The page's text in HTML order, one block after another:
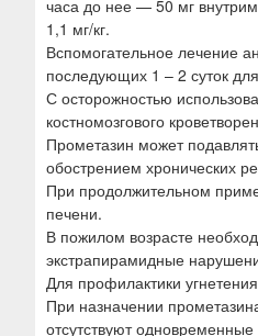
часа до нее — 50 мг
1,1 мг/кг.
Вспомогательное лечение
последующих 1 – 2 суток
С осторожностью
костномозгового
Прометазин может
обострением хронических
При продолжительном
печени.
В пожилом возрасте
экстрапирамидные
Для профилактики
При назначении
отсутствуют